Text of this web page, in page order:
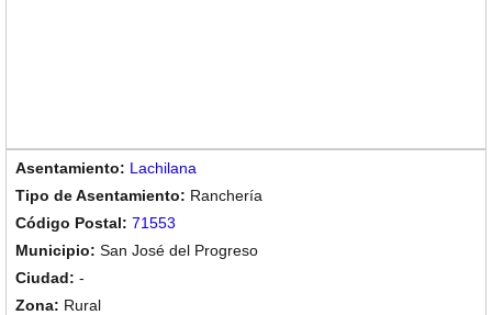
Lachilana
Ranchería
71553
San José del Progreso
-
Rural